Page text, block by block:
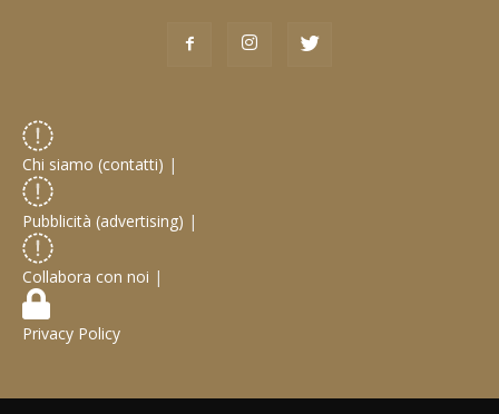
Chi siamo (contatti) |
Pubblicità (advertising) |
Collabora con noi |
Privacy Policy